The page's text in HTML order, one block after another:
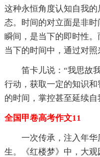
这种永恒角度认知自我
态。时间的对立面是非
瞬间，是当下的即时性
当下的时间中，通过对照
笛卡儿说：“我思故
行动，获取一定的知识
的时间，掌控甚至延续自
全国甲卷高考作文11
一次传承，注入年
生。《红楼梦》中，大